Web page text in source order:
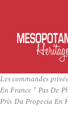
Les commandes
En France * Pas De
Prix Du Propecia En